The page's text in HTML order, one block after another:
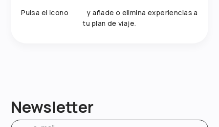
Pulsa el icono
y añade o elimina experiencias a
tu plan de viaje.
Newsletter